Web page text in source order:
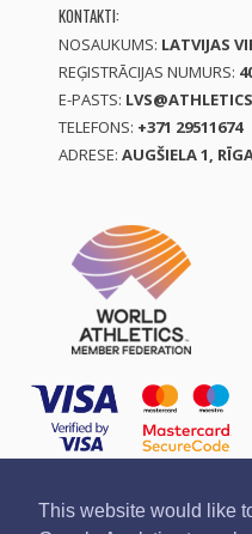
This website would like
KONTAKTI:
NOSAUKUMS: LATVIJAS
REĢISTRĀCIJAS NUMURS:
E-PASTS:
TELEFONS: +371 29511674
ADRESE: AUGŠIELA 1,